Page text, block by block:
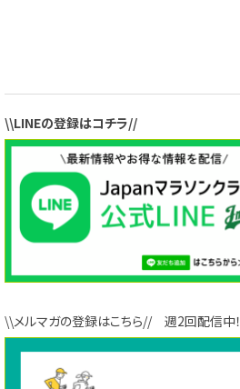
\\LINEの登録はコチラ//
\\メルマガの登録はこちら// 週2回配信中！